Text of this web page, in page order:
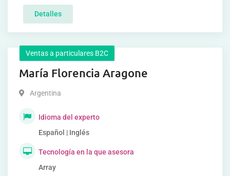
Detalles
Ventas a particulares B2C
María Florencia Aragone
Argentina
Idioma del experto
Español | Inglés
Tecnología en la que asesora
Array